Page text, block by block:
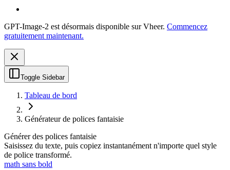
GPT-Image-2 est désormais disponible sur Vheer. Commencez
gratuitement maintenant.
Toggle Sidebar
Tableau de bord
Générateur de polices fantaisie
Générer des polices fantaisie
Saisissez du texte, puis copiez instantanément n'importe quel style
de police transformé.
math sans bold